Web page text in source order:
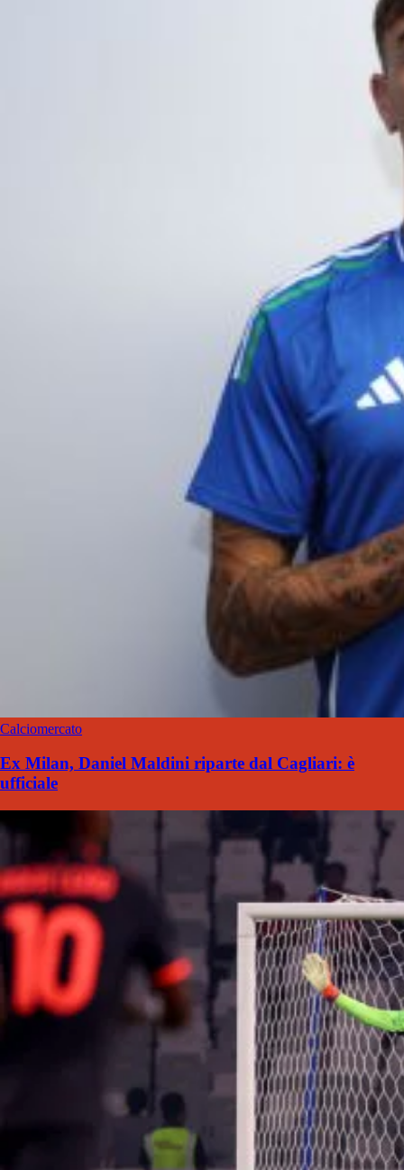
Calciomercato
Ex Milan, Daniel Maldini riparte dal Cagliari: è
ufficiale